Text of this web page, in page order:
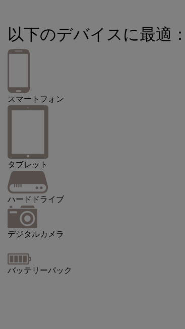
以下のデバイスに最適：
スマートフォン
タブレット
ハードドライブ
デジタルカメラ
バッテリーパック